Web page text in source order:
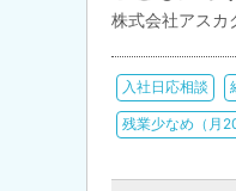
株式会社アスカ
入社日応相談
残業少なめ（月